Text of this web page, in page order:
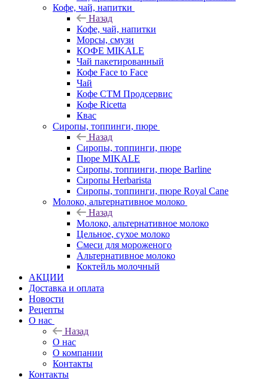
Кофе, чай, напитки
Назад
Кофе, чай, напитки
Морсы, смузи
КОФЕ MIKALE
Чай пакетированный
Кофе Face to Face
Чай
Кофе СТМ Продсервис
Кофе Ricetta
Квас
Сиропы, топпинги, пюре
Назад
Сиропы, топпинги, пюре
Пюре MIKALE
Сиропы, топпинги, пюре Barline
Сиропы Herbarista
Сиропы, топпинги, пюре Royal Cane
Молоко, альтернативное молоко
Назад
Молоко, альтернативное молоко
Цельное, сухое молоко
Смеси для мороженого
Альтернативное молоко
Коктейль молочный
АКЦИИ
Доставка и оплата
Новости
Рецепты
О нас
Назад
О нас
О компании
Контакты
Контакты